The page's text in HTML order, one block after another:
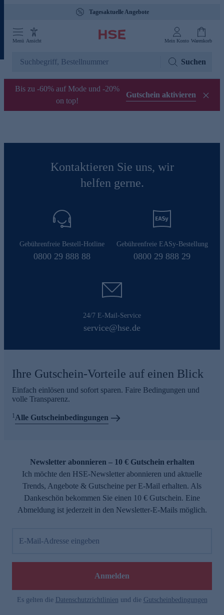
Tagesaktuelle Angebote
Menü Ansicht Mein Konto Warenkorb
Suchen
Bis zu -60% auf Mode und -20%
on top!
Gutschein aktivieren
Kontaktieren Sie uns, wir
helfen gerne.
Gebührenfreie Bestell-Hotline
0800 29 888 88
Gebührenfreie EASy-Bestellung
0800 29 888 29
24/7 E-Mail-Service
service@hse.de
Ihre Gutschein-Vorteile auf einen Blick
Einfach einlösen und sofort sparen. Faire Bedingungen und
volle Transparenz.
1Alle Gutscheinbedingungen
Newsletter abonnieren – 10 € Gutschein erhalten
Ich möchte den HSE-Newsletter abonnieren und aktuelle
Trends, Angebote & Gutscheine per E-Mail erhalten. Als
Dankeschön bekommen Sie einen 10 € Gutschein. Eine
Abmeldung ist jederzeit in den Newsletter-E-Mails möglich.
E-Mail-Adresse eingeben
Anmelden
Es gelten die Datenschutzrichtlinien und die Gutscheinbedingungen